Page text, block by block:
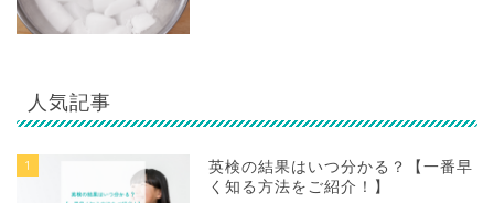
人気記事
1
英検の結果はいつ分かる？【一番早
く知る方法をご紹介！】